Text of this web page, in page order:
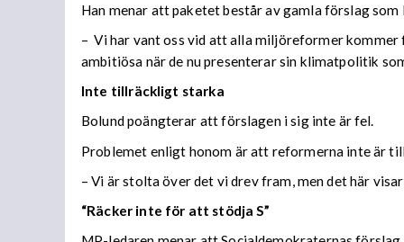
Han menar att paketet består av gamla förslag
– Vi har vant oss vid att alla miljöreformer kommer
ambitiösa när de nu presenterar sin klimatpolitik
Inte tillräckligt starka
Bolund poängterar att förslagen i sig inte är fel.
Problemet enligt honom är att reformerna inte är
– Vi är stolta över det vi drev fram, men det här
“Räcker inte för att stödja S”